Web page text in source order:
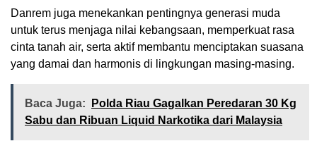
Danrem juga menekankan pentingnya generasi muda
untuk terus menjaga nilai kebangsaan, memperkuat rasa
cinta tanah air, serta aktif membantu menciptakan suasana
yang damai dan harmonis di lingkungan masing-masing.
Baca Juga:
Polda Riau Gagalkan Peredaran 30 Kg
Sabu dan Ribuan Liquid Narkotika dari Malaysia